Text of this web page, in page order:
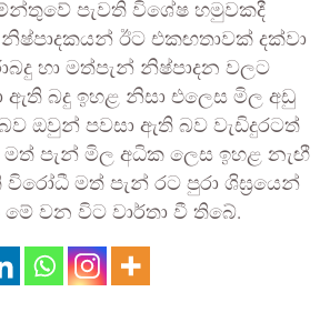
පැවති විශේෂ හමුවකදී
ඊට එකඟතාවක් දක්වා
හා මත්පැන් නිෂ්පාදන වලට
ඇති බදු ඉහළ නිසා එලෙස මිල අඩු
ඔවුන් පවසා ඇති බව වැඩිදුරටත්
මත් පැන් මිල අධික ලෙස ඉහළ නැඟී
මත් පැන් රට පුරා ශිඝ්‍රයෙන්
වන විට වාර්තා වී තිබේ.